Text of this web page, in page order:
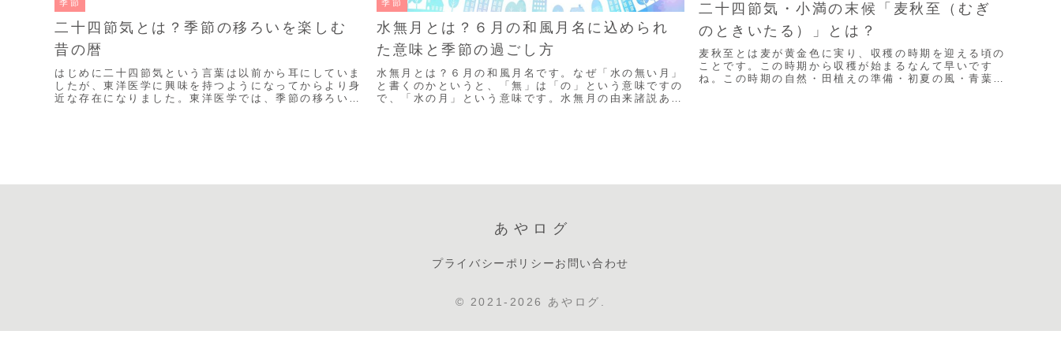
季節
二十四節気とは？季節の移ろいを楽しむ
昔の暦
はじめに二十四節気という言葉は以前から耳にしていま
したが、東洋医学に興味を持つようになってからより身
近な存在になりました。東洋医学では、季節の移ろいや
季節
水無月とは？６月の和風月名に込められ
た意味と季節の過ごし方
水無月とは？６月の和風月名です。なぜ「水の無い月」
と書くのかというと、「無」は「の」という意味ですの
で、「水の月」という意味です。水無月の由来諸説ある
二十四節気・小満の末候「麦秋至（むぎ
のときいたる）」とは？
麦秋至とは麦が黄金色に実り、収穫の時期を迎える頃の
ことです。この時期から収穫が始まるなんて早いです
ね。この時期の自然・田植えの準備・初夏の風・青葉が
あやログ
プライバシーポリシーお問い合わせ
© 2021-2026 あやログ.